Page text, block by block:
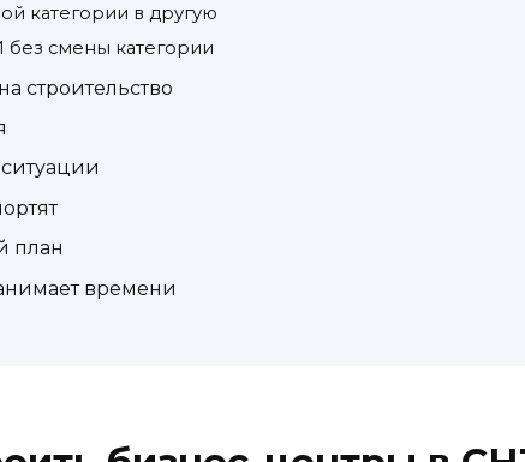
категории в другую
смены категории
строительство
план
времени